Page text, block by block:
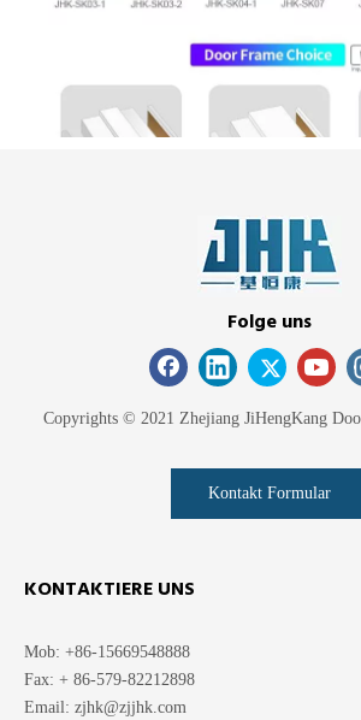
Folge uns
Copyrights © 2021 Zhejiang JiHengKang
Kontakt Formular
KONTAKTIERE UNS
Mob: +86-15669548888
Fax: + 86-579-82212898
Email: zjhk@zjjhk.com